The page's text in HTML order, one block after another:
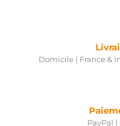
Domicile | France &
PayPal